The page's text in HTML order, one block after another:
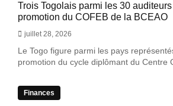
Trois Togolais parmi les 30
promotion du COFEB de la BCEAO
juillet 28, 2026
Le Togo figure parmi les pays
promotion du cycle diplômant du Centre
Finances